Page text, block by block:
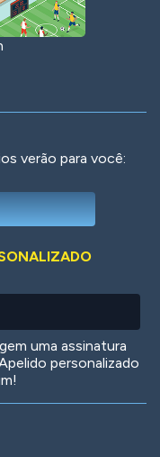
verão para você:
uma assinatura
personalizado